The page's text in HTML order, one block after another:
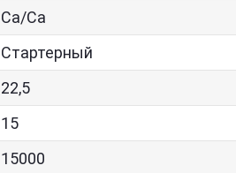
Са/Са
Стартерный
22,5
15
15000